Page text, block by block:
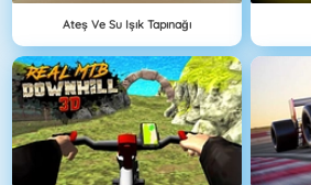
Ateş Ve Su Işık Tapınağı